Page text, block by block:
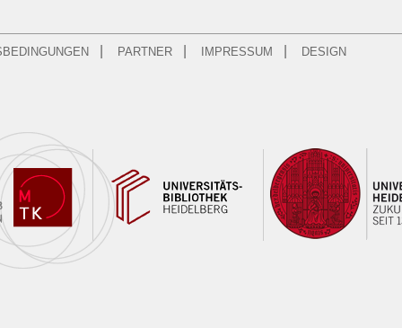
PARTNER IMPRESSUM DESIGN